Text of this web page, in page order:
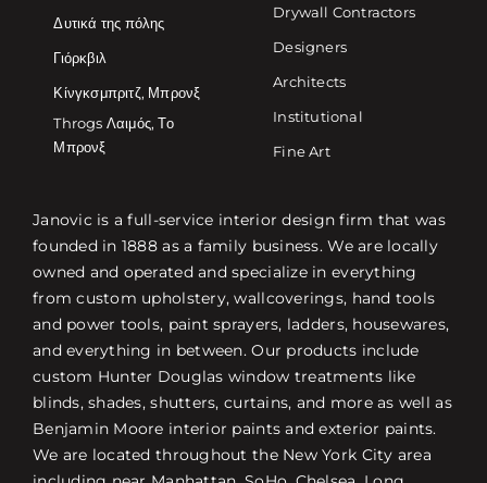
Δυτικά της πόλης
Γιόρκβιλ
Κίνγκσμπριτζ, Μπρονξ
Throgs Λαιμός, Το
Μπρονξ
Drywall Contractors
Designers
Architects
Institutional
Fine Art
Janovic is a full-service interior design firm that was
founded in 1888 as a family business. We are locally
owned and operated and specialize in everything
from custom upholstery, wallcoverings, hand tools
and power tools, paint sprayers, ladders, housewares,
and everything in between. Our products include
custom Hunter Douglas window treatments like
blinds, shades, shutters, curtains, and more as well as
Benjamin Moore interior paints and exterior paints.
We are located throughout the New York City area